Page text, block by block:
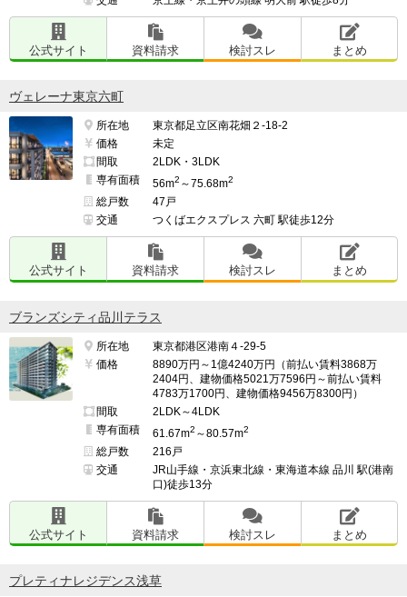
公式サイト 資料請求 検討スレ まとめ
ヴェレーナ東京六町
所在地
東京都足立区南花畑２-18-2
価格
未定
間取
2LDK・3LDK
専有面積
56m2 ～75.68m2
総戸数
47戸
交通
つくばエクスプレス 六町 駅徒歩12分
公式サイト 資料請求 検討スレ まとめ
ブランズシティ品川テラス
所在地
東京都港区港南４-29-5
価格
8890万円～1億4240万円（前払い賃料3868万
2404円、建物価格5021万7596円～前払い賃料
4783万1700円、建物価格9456万8300円）
間取
2LDK～4LDK
専有面積
61.67m2 ～80.57m2
総戸数
216戸
交通
JR山手線・京浜東北線・東海道本線 品川 駅(港南
口)徒歩13分
公式サイト 資料請求 検討スレ まとめ
プレティナレジデンス浅草